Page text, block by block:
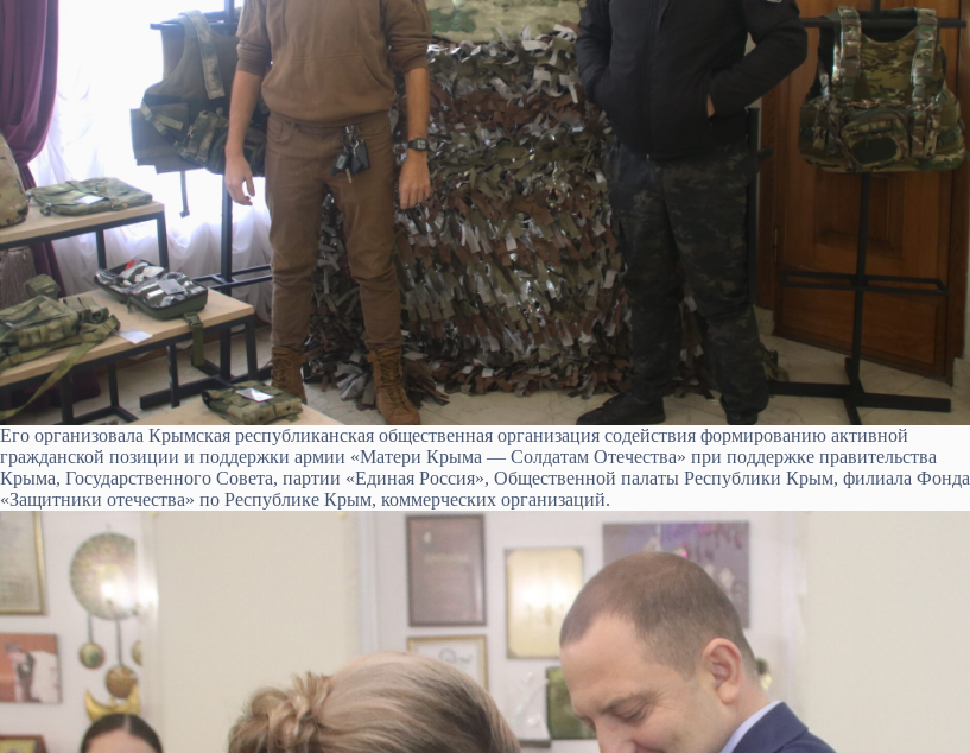
Его организовала Крымская республиканская общественная организация содействия формированию активной
гражданской позиции и поддержки армии «Матери Крыма — Солдатам Отечества» при поддержке правительства
Крыма, Государственного Совета, партии «Единая Россия», Общественной палаты Республики Крым, филиала Фонда
«Защитники отечества» по Республике Крым, коммерческих организаций.